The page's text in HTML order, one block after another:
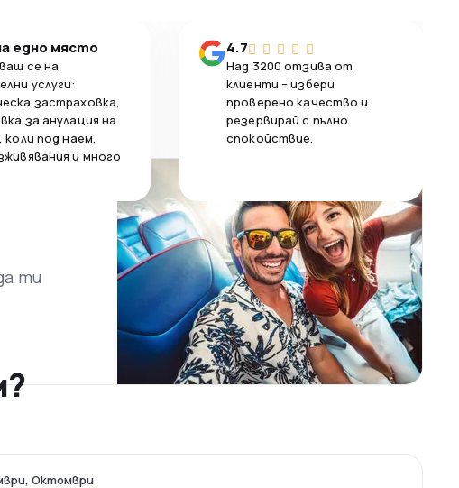
едно място
се на
услуги:
застраховка,
за анулация на
коли под наем,
и много
4.7
Над 3200 отзива от
клиенти – избери
проверено качество и
резервирай с пълно
спокойствие.
ти
Октомври